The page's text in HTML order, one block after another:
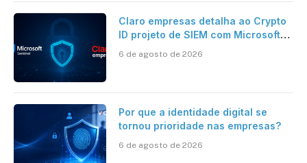
Claro empresas detalha ao Crypto
ID projeto de SIEM com Microsoft
automatizada
6 de agosto de 2026
Por que a identidade digital se
tornou prioridade nas empresas?
6 de agosto de 2026